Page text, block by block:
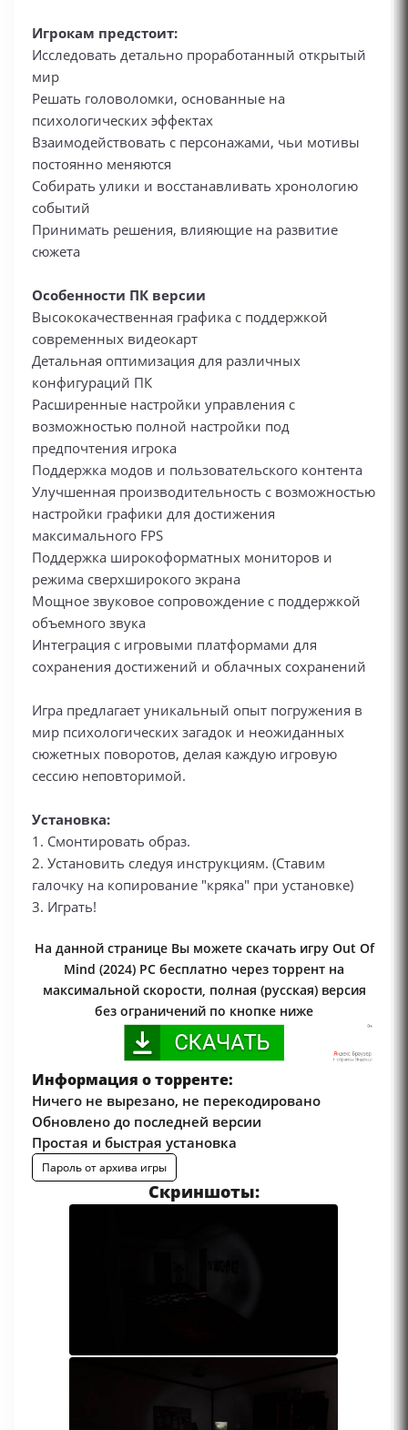
Игрокам предстоит:
Исследовать детально проработанный открытый
мир
Решать головоломки, основанные на
психологических эффектах
Взаимодействовать с персонажами, чьи мотивы
постоянно меняются
Собирать улики и восстанавливать хронологию
событий
Принимать решения, влияющие на развитие
сюжета
Особенности ПК версии
Высококачественная графика с поддержкой
современных видеокарт
Детальная оптимизация для различных
конфигураций ПК
Расширенные настройки управления с
возможностью полной настройки под
предпочтения игрока
Поддержка модов и пользовательского контента
Улучшенная производительность с возможностью
настройки графики для достижения
максимального FPS
Поддержка широкоформатных мониторов и
режима сверхширокого экрана
Мощное звуковое сопровождение с поддержкой
объемного звука
Интеграция с игровыми платформами для
сохранения достижений и облачных сохранений
Игра предлагает уникальный опыт погружения в
мир психологических загадок и неожиданных
сюжетных поворотов, делая каждую игровую
сессию неповторимой.
Установка:
1. Смонтировать образ.
2. Установить следуя инструкциям. (Ставим
галочку на копирование "кряка" при установке)
3. Играть!
На данной странице Вы можете скачать игру Out Of
Mind (2024) PC бесплатно через торрент на
максимальной скорости, полная (русская) версия
без ограничений по кнопке ниже
Информация о торренте:
Ничего не вырезано, не перекодировано
Обновлено до последней версии
Простая и быстрая установка
Пароль от архива игры
Скриншоты: